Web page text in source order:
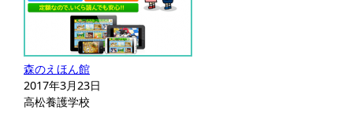
森のえほん館
2017年3月23日
高松養護学校